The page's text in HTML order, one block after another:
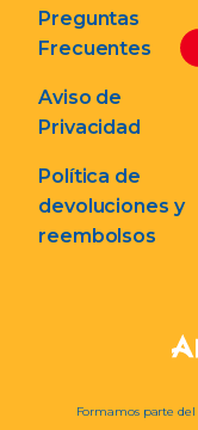
Preguntas
Frecuentes
Aviso de
Privacidad
Política de
devoluciones y
reembolsos
Formamos parte del